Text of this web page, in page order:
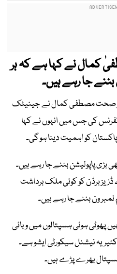
کمال نے کہا ہے کہ ہر
جا رہے ہیں۔
صحت مصطفی کمال نے جینیٹک
کی جس میں انہوں نے کہا
کو اہمیت دینا ہو گی۔
2030 میں چوتھی بڑی پاپولیشن بننے جا رہے ہیں۔
برڈن کو کوئی ملک برداشت
ون بننے جا رہے ہیں۔
پھوٹی ہوئی ہسپتالوں میں وبائی
نیشنل سیکورٹی ایشو ہے۔
ہسپتال بھرے پڑے ہیں۔